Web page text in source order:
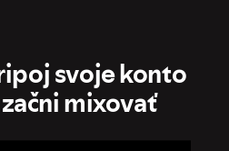
svoje konto
mixovať